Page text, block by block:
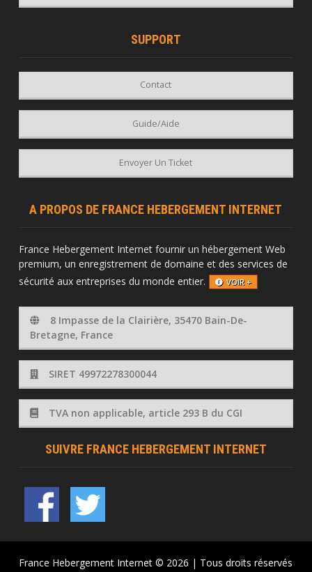
SUPPORT
Contact
Envoyer Un Ticket
Guide/Aide
A PROPOS DE FRANCE HEBERGEMENT INTERNET
France Hebergement Internet fournir un hébergement Web
premium, un enregistrement de domaine et des services de
sécurité aux entreprises du monde entier.
VOIR +
8 Impasse de la Clairière, 35470 Bain-De-
Bretagne, France
SIRET 49972278300044
TVA non applicable, article 293 B du CGI
SUIVRE FRANCE HEBERGEMENT INTERNET
France Hebergement Internet © 2026 | Tous droits réservés